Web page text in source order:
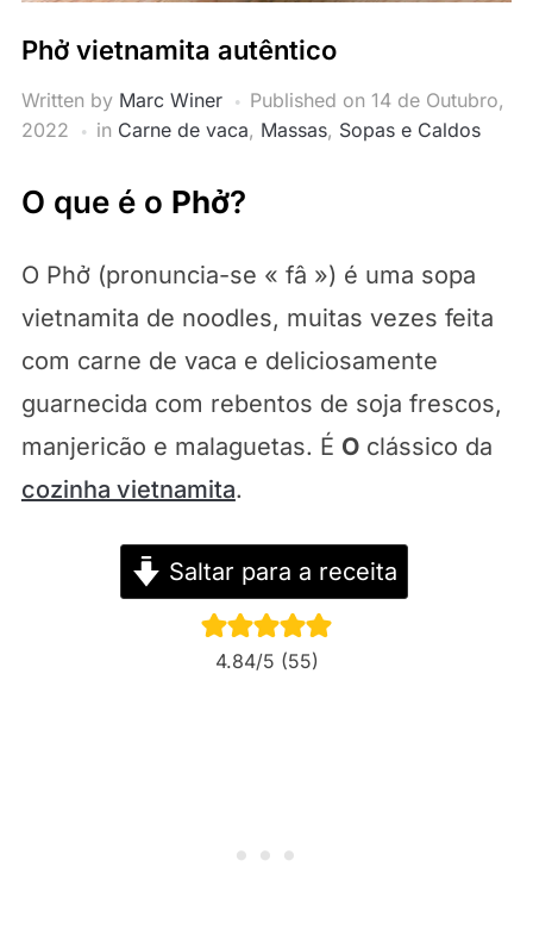
Phở vietnamita autêntico
Written by Marc Winer Published on 14 de Outubro,
2022
in Carne de vaca, Massas, Sopas e Caldos
O que é o Phở?
O Phở (pronuncia-se « fâ ») é uma sopa
vietnamita de noodles, muitas vezes feita
com carne de vaca e deliciosamente
guarnecida com rebentos de soja frescos,
manjericão e malaguetas. É Oclássico da
cozinha vietnamita.
Saltar para a receita
4.84/5 (55)